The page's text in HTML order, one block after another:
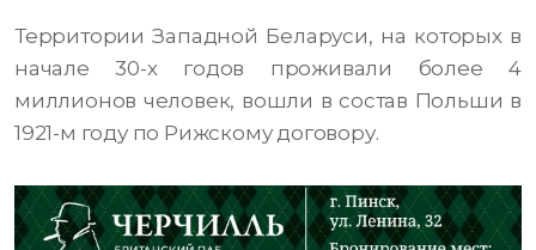
Территории Западной Беларуси, на которых в
начале 30-х годов проживали более 4
миллионов человек, вошли в состав Польши в
1921-м году по Рижскому договору.